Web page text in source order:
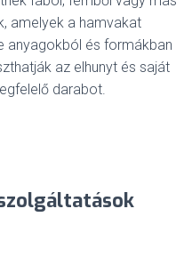
amelyek a hamvakat
anyagokból és formákban
az elhunyt és saját
darabot.